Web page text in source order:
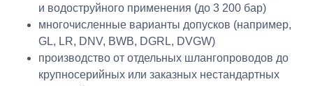
и водоструйного применения (до 3 200 бар)
многочисленные варианты допусков (например,
GL, LR, DNV, BWB, DGRL, DVGW)
производство от отдельных шлангопроводов до
крупносерийных или заказных нестандартных